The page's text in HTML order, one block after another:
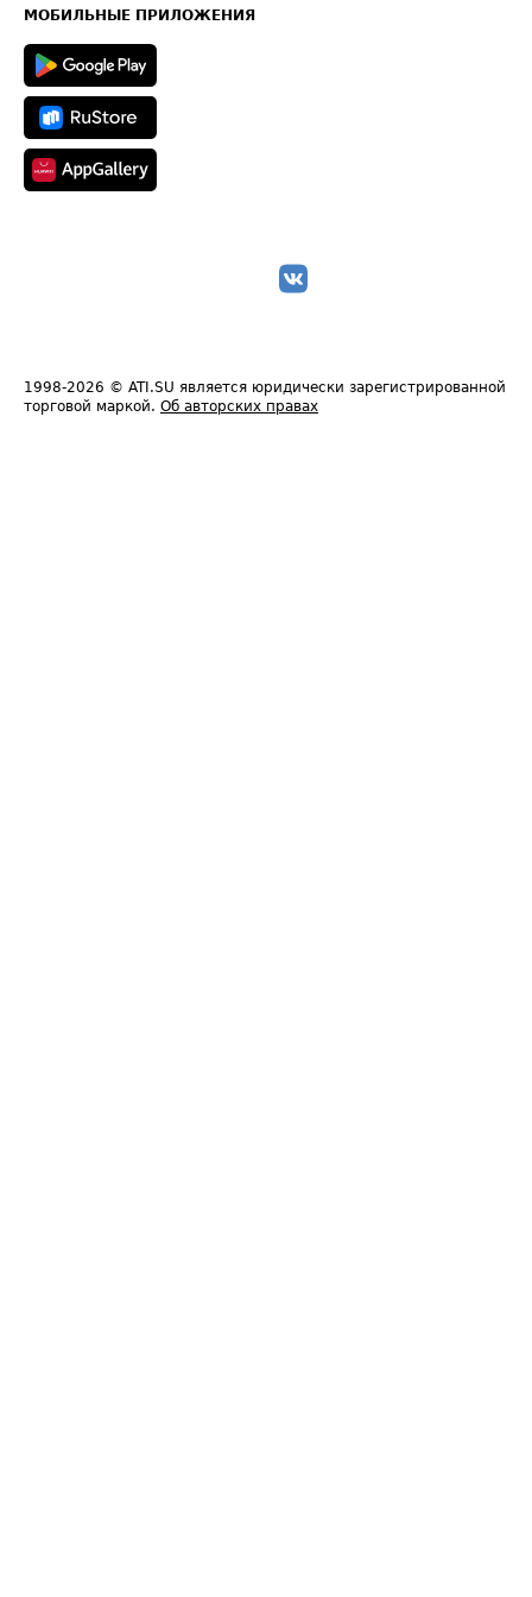
Техническая информация
МОБИЛЬНЫЕ ПРИЛОЖЕНИЯ
1998-2026 © ATI.SU является юридически зарегистрированной
торговой маркой. Об авторских правах